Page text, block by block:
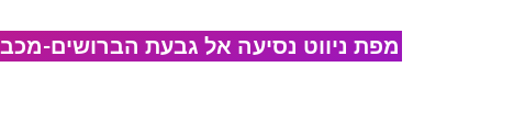
מפת ניווט נסיעה אל​ גבעת הברושים-